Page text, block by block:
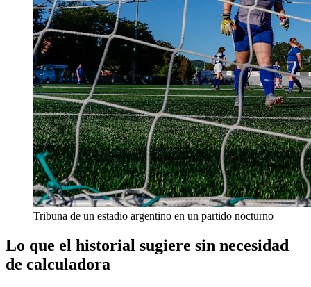
Tribuna de un estadio argentino en un partido nocturno
Lo que el historial sugiere sin necesidad
de calculadora